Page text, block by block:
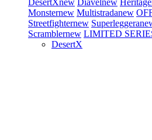
DesertXnew Diavelnew Heritage
Monsternew Multistradanew
Streetfighternew Superleggera
Scramblernew LIMITED
DesertX